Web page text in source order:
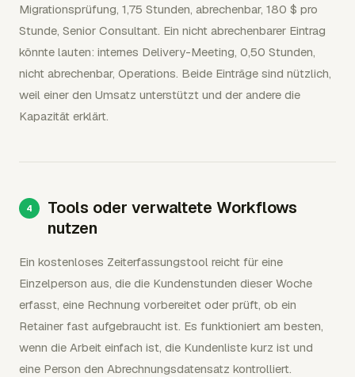
Migrationsprüfung, 1,75 Stunden, abrechenbar, 180 $ pro
Stunde, Senior Consultant. Ein nicht abrechenbarer Eintrag
könnte lauten: internes Delivery-Meeting, 0,50 Stunden,
nicht abrechenbar, Operations. Beide Einträge sind nützlich,
weil einer den Umsatz unterstützt und der andere die
Kapazität erklärt.
Tools oder verwaltete Workflows
nutzen
Ein kostenloses Zeiterfassungstool reicht für eine
Einzelperson aus, die die Kundenstunden dieser Woche
erfasst, eine Rechnung vorbereitet oder prüft, ob ein
Retainer fast aufgebraucht ist. Es funktioniert am besten,
wenn die Arbeit einfach ist, die Kundenliste kurz ist und
eine Person den Abrechnungsdatensatz kontrolliert.